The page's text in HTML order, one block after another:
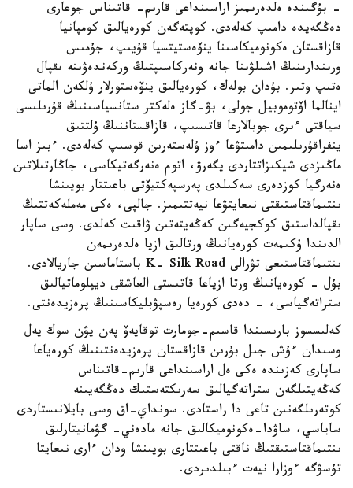
- بۇگىندە ەلدەرىمىز اراسىنداعى قارىم- قاتىناس جوعارى
دەڭگەيدە دامىپ كەلەدى. كوپتەگەن كورەيالىق كومپانيا
قازاقستان ەكونوميكاسىنا ينۆەستيتسيا قۇيىپ، جۇمىس
ورىندارىنىڭ اشىلۋىنا جانە ونەركاسىپتىڭ وركەندەۋىنە ىقپال
ەتىپ وتىر. بۇدان بولەك، كورەيالىق ينۆەستورلار ۇلكەن الماتى
اينالما اۆتوموبيل جولى، بۋ-گاز ەلەكتر ستانسياسىنىڭ قۇرىلىسى
سياقتى ءىرى جوبالارعا قاتىسىپ، قازاقستاننىڭ ۇلتتىق
ينفراقۇرىلىمىن دامىتۋعا ءوز ۇلەستەرىن قوسىپ كەلەدى. ءبىز اسا
ماڭىزدى شيكىزاتتاردى يگەرۋ، اتوم ەنەرگەتيكاسى، جاڭارتىلاتىن
ەنەرگيا كوزدەرى سەكىلدى پەرسپەكتيۆتى باعىتتار بويىنشا
ىنتىماقتاستىقتى نىعايتۋعا نيەتتىمىز. جالپى، ەكى مەملەكەتتىڭ
ىقپالداستىق كوكجيەگىن كەڭەيتەتىن ۋاقىت كەلدى. وسى ساپار
الدىندا ۇكىمەت كورەيانىڭ ورتالىق ازيا ەلدەرىمەن
ىنتىماقتاستىعى تۋرالى K- Silk Road باستاماسىن جاريالادى.
بۇل - كورەيانىڭ ورتا ازياعا قاتىستى العاشقى ديپلوماتيالىق
ستراتەگياسى، - دەدى كورەيا رەسپۋبليكاسىنىڭ پرەزيدەنتى.
كەلىسسوز بارىسىندا قاسىم-جومارت توقايەۆ پەن يۋن سوك يەل
وسىدان ءۇش جىل بۇرىن قازاقستان پرەزيدەنتىنىڭ كورەياعا
ساپارى كەزىندە ەكى ەل اراسىنداعى قارىم-قاتىناس
كەڭەيتىلگەن ستراتەگيالىق سەرىكتەستىك دەڭگەيىنە
كوتەرىلگەنىن تاعى دا راستادى. سونداي-اق وسى بايلانىستاردى
ساياسي، ساۋدا-ەكونوميكالىق جانە مادەني- گۋمانيتارلىق
ىنتىماقتاستىقتىڭ ناقتى باعىتتارى بويىنشا ودان ءارى نىعايتا
تۇسۋگە ءوزارا نيەت ءبىلدىردى.